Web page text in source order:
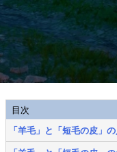
目次
「羊毛」と「短毛の皮」